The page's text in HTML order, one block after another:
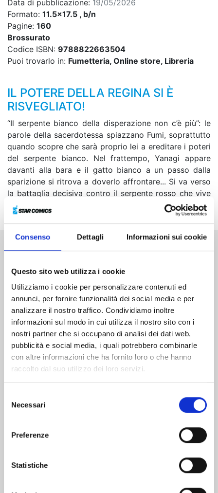
Consenso Dettagli Informazioni sui cookie
Questo sito web utilizza i cookie
Utilizziamo i cookie per personalizzare contenuti ed
annunci, per fornire funzionalità dei social media e per
analizzare il nostro traffico. Condividiamo inoltre
informazioni sul modo in cui utilizza il nostro sito con i
nostri partner che si occupano di analisi dei dati web,
pubblicità e social media, i quali potrebbero combinarle
con altre informazioni che ha fornito loro o che hanno
raccolto dal suo utilizzo dei loro servizi.
delNecessari
Preferenze
Statistiche
Data di pubblicazione: 19/05/2026
Formato: 11.5x17.5 , b/n
Pagine: 160
Brossurato
Codice ISBN: 9788822663504
Puoi trovarlo in: Fumetteria, Online store, Libreria
IL POTERE DELLA REGINA SI È
RISVEGLIATO!
“Il serpente bianco della disperazione non c’è più”: le
parole della sacerdotessa spiazzano Fumi, soprattutto
quando scopre che sarà proprio lei a ereditare i poteri
del serpente bianco. Nel frattempo, Yanagi appare
davanti alla bara e il gatto bianco a un passo dalla
sparizione si ritrova a doverlo affrontare... Si va verso
la battaglia decisiva contro il serpente rosso che vive
da mille anni!